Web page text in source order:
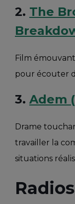
2. The
Film
pour écouter
3. Adem
Drame
travailler la
situations